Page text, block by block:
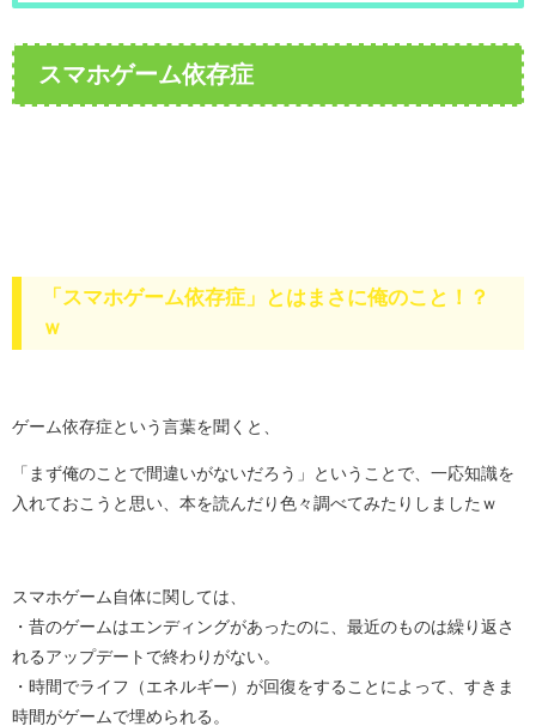
スマホゲーム依存症
「スマホゲーム依存症」とはまさに俺のこと！？
ｗ
ゲーム依存症という言葉を聞くと、
「まず俺のことで間違いがないだろう」ということで、一応知識を
入れておこうと思い、本を読んだり色々調べてみたりしましたｗ
スマホゲーム自体に関しては、
・昔のゲームはエンディングがあったのに、最近のものは繰り返さ
れるアップデートで終わりがない。
・時間でライフ（エネルギー）が回復をすることによって、すきま
時間がゲームで埋められる。